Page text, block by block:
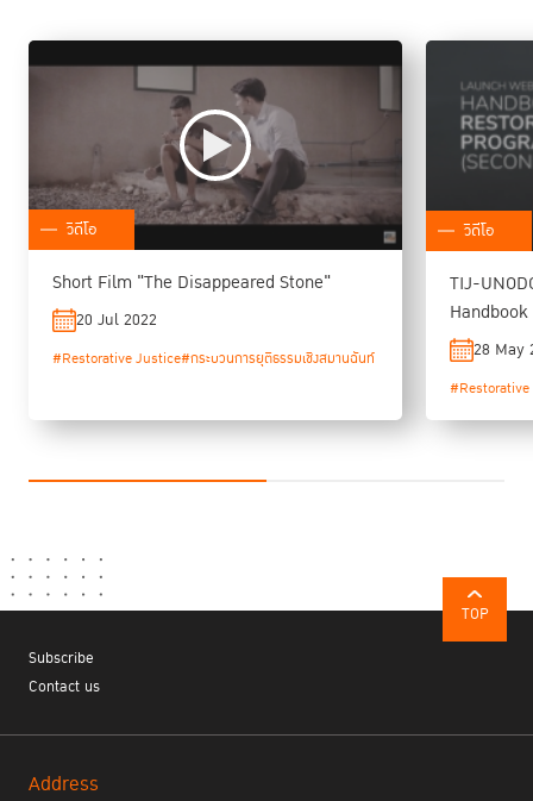
วิดีโอ
Short Film "The Disappeared Stone"
20 Jul 2022
#Restorative Justice#กระบวนการยุติธรรมเชิงสมานฉันท์
วิดีโอ
TIJ-
28 May
TOP
Subscribe
Contact us
Address